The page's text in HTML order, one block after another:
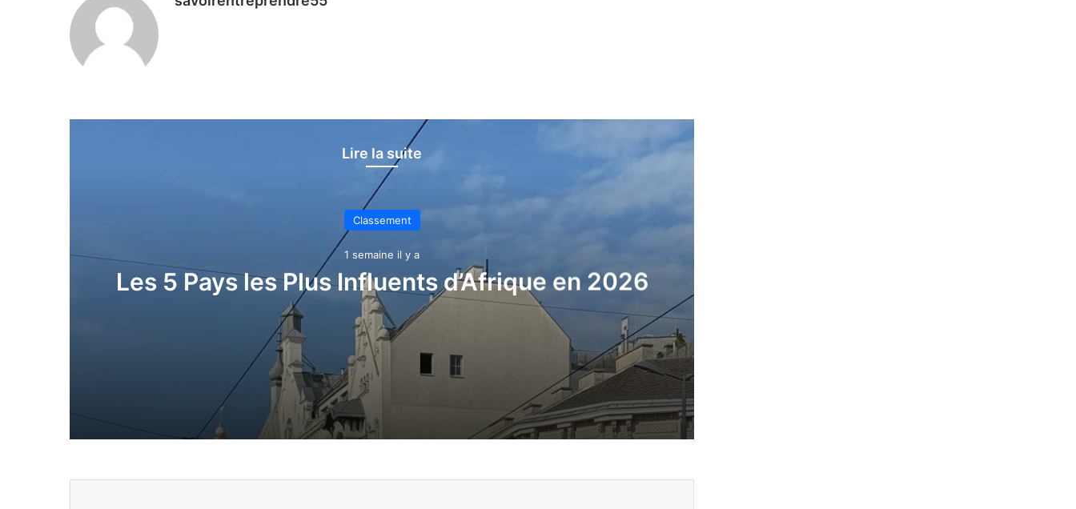
Lire la suite
Classement
1 semaine il y a
Les 5 Pays les Plus Influents d’Afrique en 2026
Les 5 Pays les Plus Influents d’Afrique en 2026